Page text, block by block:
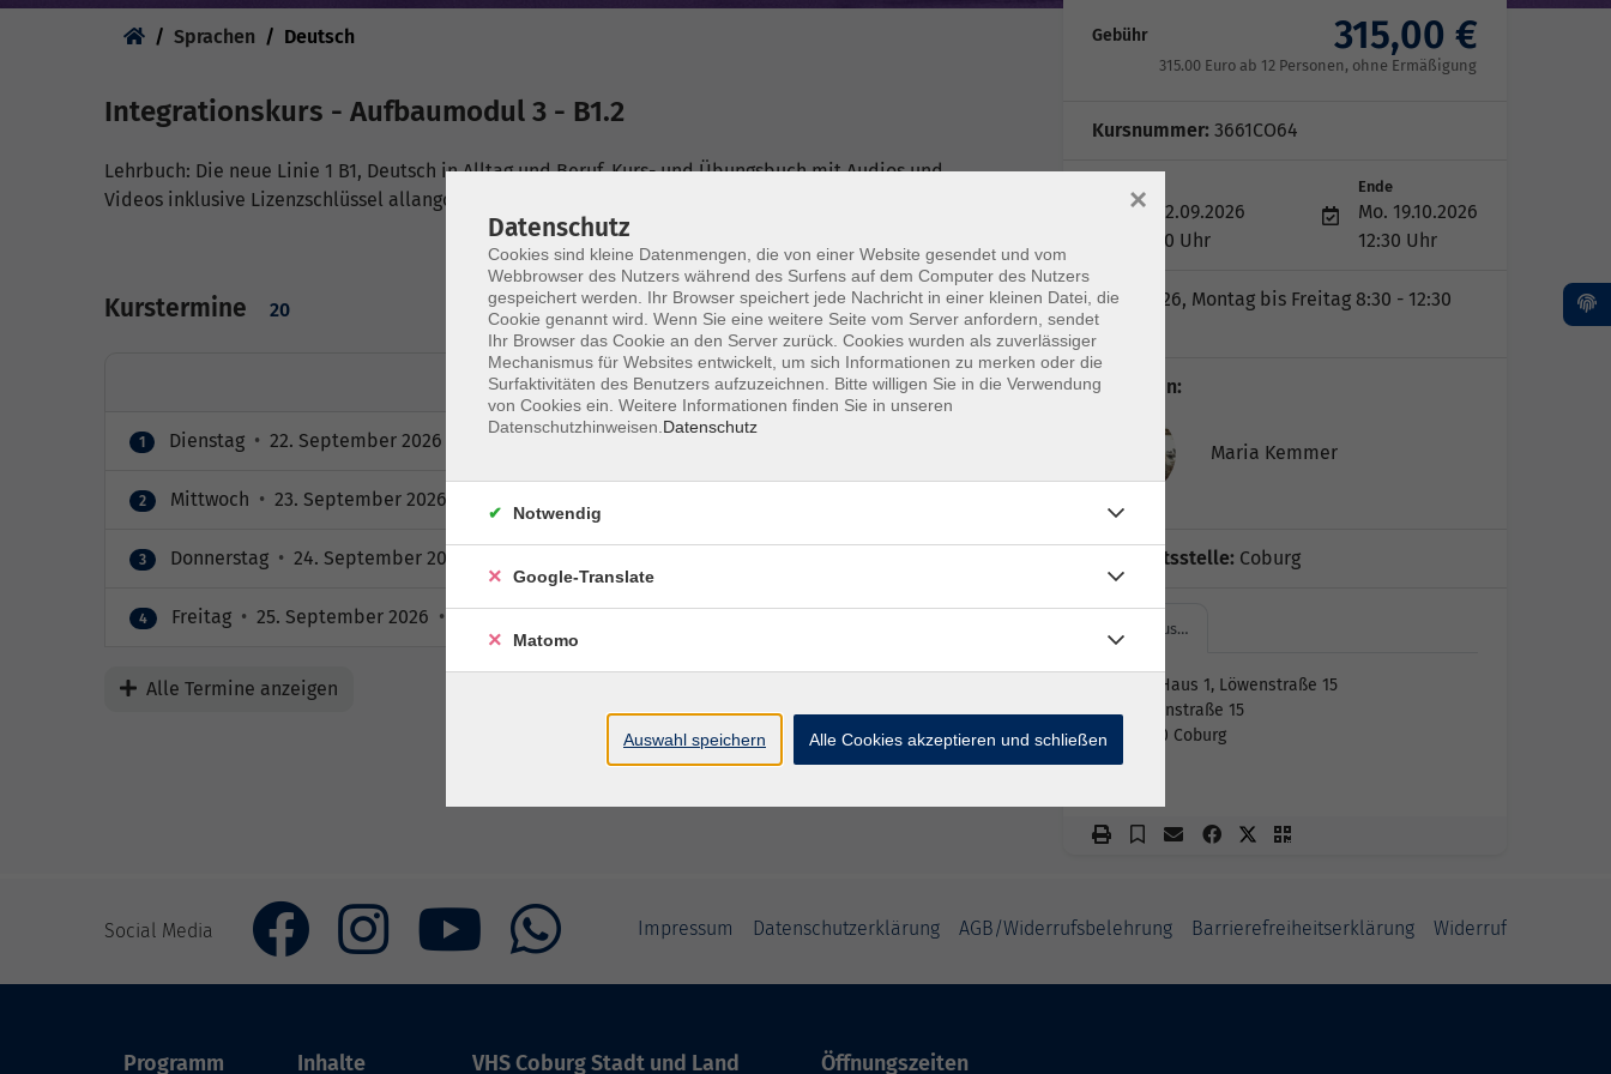
Sprachen Deutsch
Integrationskurs - Aufbaumodul 3 - B1.2
Lehrbuch: Die neue Linie 1 B1, Deutsch in Alltag und Beruf, Kurs- und Übungsbuch mit Audios und
Videos inklusive Lizenzschlüssel allango (24 Monate), Klett Verlag, ISBN 978-3-12-607256-4.
Kurstermine 20
Ort / Raum
1 Dienstag • 22. September 2026 08:30 – 12:30 Uhr 1.3
2 Mittwoch • 23. September 2026
3 Donnerstag • 24. September 2026
4 Freitag • 25. September 2026 • 08:30 – 12:30 Uhr 1.3
Alle Termine anzeigen
Gebühr 315,00 €
315.00 Euro ab 12 Personen, ohne Ermäßigung
Kursnummer: 3661CO64
Di. 22.09.2026
08:30 Uhr
Ende
Mo. 19.10.2026
12:30 Uhr
22.09.2026, Montag bis Freitag 8:30 - 12:30
Uhr
Dozent*in:
Maria Kemmer
Geschäftsstelle: Coburg
vhs-Haus…
vhs-Haus 1, Löwenstraße 15
Löwenstraße 15
96450 Coburg
Social Media Impressum Datenschutzerklärung AGB/Widerrufsbelehrung Barrierefreiheitserklärung Widerruf
Programm Inhalte VHS Coburg Stadt und Land Öffnungszeiten
Datenschutz
Cookies sind kleine Datenmengen, die von einer Website gesendet und vom
Webbrowser des Nutzers während des Surfens auf dem Computer des Nutzers
gespeichert werden. Ihr Browser speichert jede Nachricht in einer kleinen Datei, die
Cookie genannt wird. Wenn Sie eine weitere Seite vom Server anfordern, sendet
Ihr Browser das Cookie an den Server zurück. Cookies wurden als zuverlässiger
Mechanismus für Websites entwickelt, um sich Informationen zu merken oder die
Surfaktivitäten des Benutzers aufzuzeichnen. Bitte willigen Sie in die Verwendung
von Cookies ein. Weitere Informationen finden Sie in unseren
Datenschutzhinweisen. Datenschutz
×
Notwendig
Google-Translate
Matomo
Auswahl speichern Alle Cookies akzeptieren und schließen